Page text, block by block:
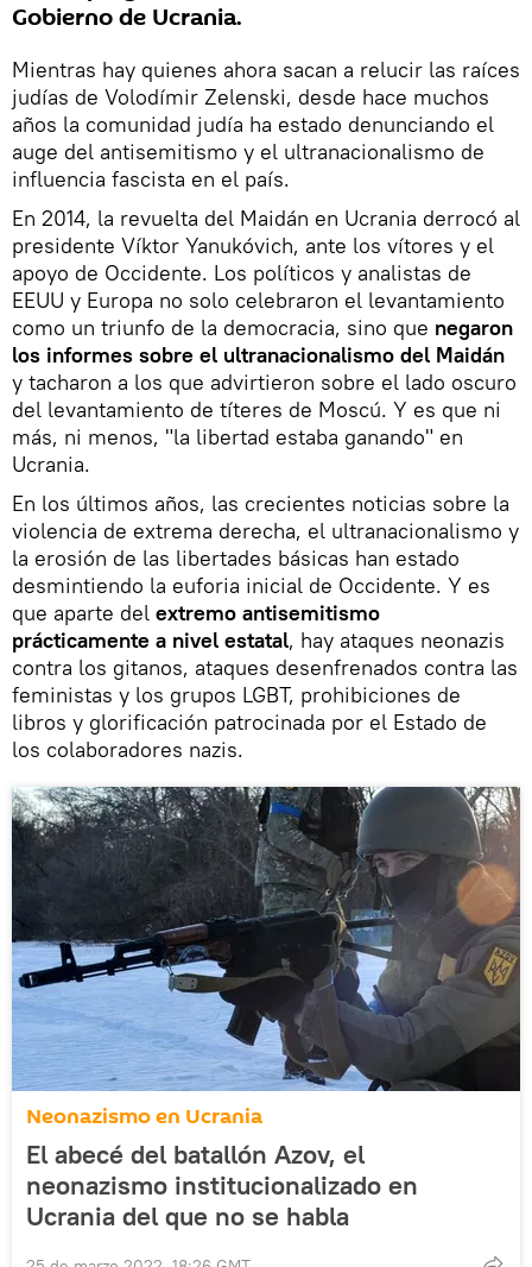
Gobierno de Ucrania.
Mientras hay quienes ahora sacan a relucir las raíces
judías de Volodímir Zelenski, desde hace muchos
años la comunidad judía ha estado denunciando el
auge del antisemitismo y el ultranacionalismo de
influencia fascista en el país.
En 2014, la revuelta del Maidán en Ucrania derrocó al
presidente Víktor Yanukóvich, ante los vítores y el
apoyo de Occidente. Los políticos y analistas de
EEUU y Europa no solo celebraron el levantamiento
como un triunfo de la democracia, sino que negaron
los informes sobre el ultranacionalismo del Maidán
y tacharon a los que advirtieron sobre el lado oscuro
del levantamiento de títeres de Moscú. Y es que ni
más, ni menos, "la libertad estaba ganando" en
Ucrania.
En los últimos años, las crecientes noticias sobre la
violencia de extrema derecha, el ultranacionalismo y
la erosión de las libertades básicas han estado
desmintiendo la euforia inicial de Occidente. Y es
que aparte del extremo antisemitismo
prácticamente a nivel estatal, hay ataques neonazis
contra los gitanos, ataques desenfrenados contra las
feministas y los grupos LGBT, prohibiciones de
libros y glorificación patrocinada por el Estado de
los colaboradores nazis.
Neonazismo en Ucrania
El abecé del batallón Azov, el
neonazismo institucionalizado en
Ucrania del que no se habla